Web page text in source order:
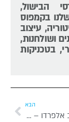
בקמפוס
עיצוב
פסטה ברוטב אלפרדו – שמנת ופטריות